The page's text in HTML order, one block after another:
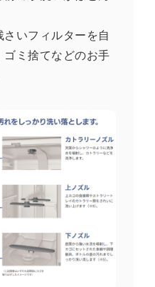
いフィルターを自
ミ捨てなどのお手